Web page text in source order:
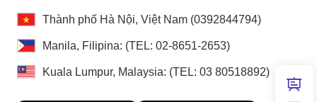
Thành phố Hà Nội, Việt Nam (0392844794)
Manila, Filipina: (TEL: 02-8651-2653)
Kuala Lumpur, Malaysia: (TEL: 03 80518892)